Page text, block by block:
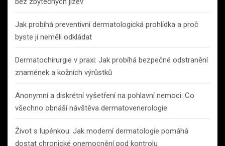
Jak probíhá preventivní dermatologická prohlídka a proč
byste ji neměli odkládat
Dermatochirurgie v praxi: Jak probíhá bezpečné odstranění
znamének a kožních výrůstků
Anonymní a diskrétní vyšetření na pohlavní nemoci: Co
všechno obnáší návštěva dermatovenerologie
Život s lupénkou: Jak moderní dermatologie pomáhá
dostat chronické onemocnění pod kontrolu